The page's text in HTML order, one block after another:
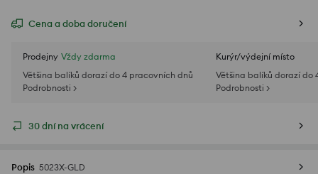
Cena a doba doručení
Prodejny Vždy zdarma
Většina balíků dorazí do 4 pracovních dnů
Podrobnosti >
Kurýr/výdejní místo
Většina balíků dorazí do
Podrobnosti >
30 dní na vrácení
Popis 5023X-GLD